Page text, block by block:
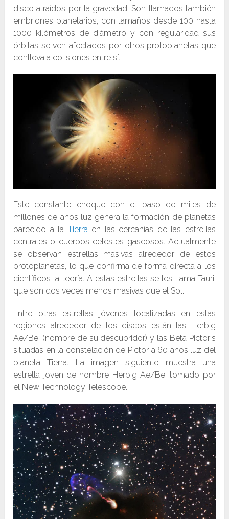
disco atraídos por la gravedad. Son llamados también
embriones planetarios, con tamaños desde 100 hasta
1000 kilómetros de diámetro y con regularidad sus
órbitas se ven afectados por otros protoplanetas que
conlleva a colisiones entre sí.
Este constante choque con el paso de miles de
millones de años luz genera la formación de planetas
parecido a la Tierraen las cercanías de las estrellas
centrales o cuerpos celestes gaseosos. Actualmente
se observan estrellas masivas alrededor de estos
protoplanetas, lo que confirma de forma directa a los
científicos la teoría. A estas estrellas se les llama Tauri,
que son dos veces menos masivas que el Sol.
Entre otras estrellas jóvenes localizadas en estas
regiones alrededor de los discos están las Herbig
Ae/Be, (nombre de su descubridor) y las Beta Pictoris
situadas en la constelación de Pictor a 60 años luz del
planeta Tierra. La imagen siguiente muestra una
estrella joven de nombre Herbig Ae/Be, tomado por
el New Technology Telescope.